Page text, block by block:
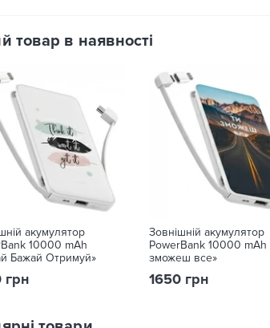
товар в наявності
акумулятор
10000 mAh
Бажай Отримуй»
грн
Зовнішній акумулятор
PowerBank 10000 mAh
зможеш все»
1650 грн